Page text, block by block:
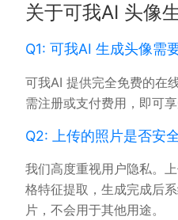
关于可我AI 头像
Q1: 可我AI 生成头像需
可我AI 提供完全免费的在
需注册或支付费用，即可
Q2: 上传的照片是否安
我们高度重视用户隐私。
格特征提取，生成完成后
片，不会用于其他用途。